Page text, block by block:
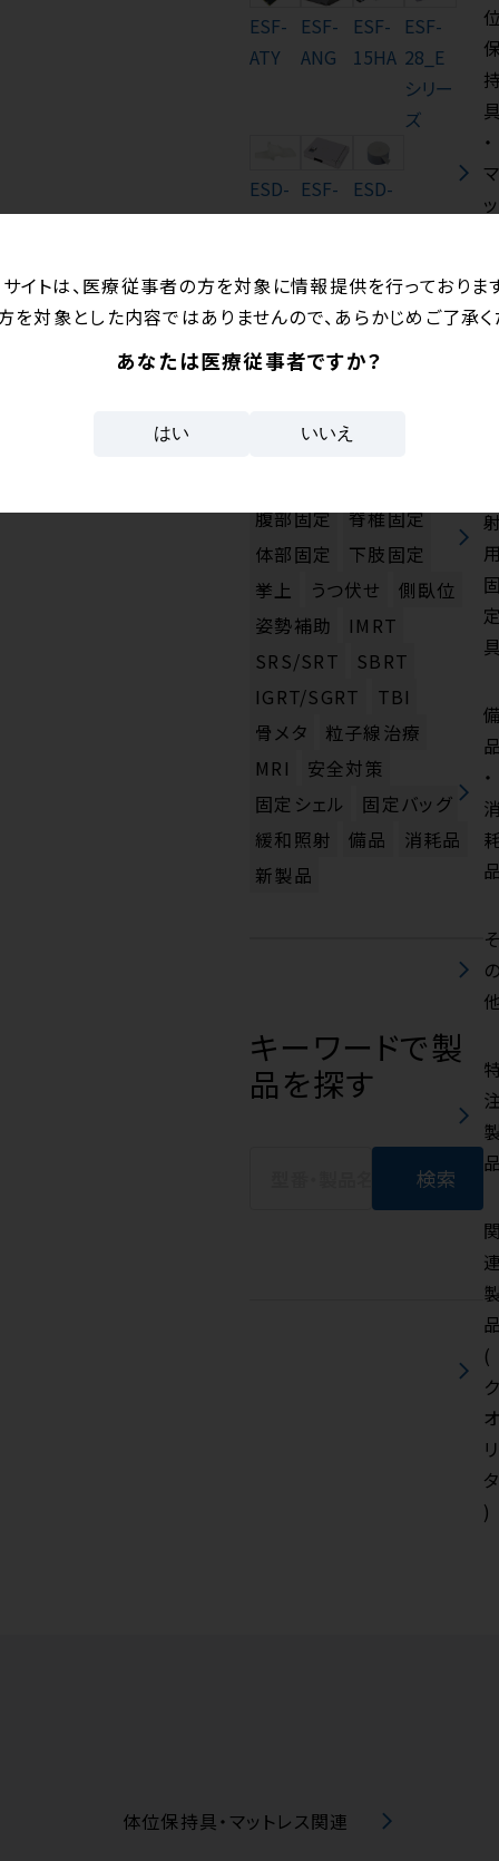
イトは、医療従事者の方を対象に情報提供を行っております
を対象とした内容ではありませんので、あらかじめご了承く
あなたは医療従事者ですか？
はい いいえ
ESF-
ATY
ESF-
ANG
ESF-
15HA
ESF-
28_E
シリー
ズ
ESD-
40
ESF-
32CL
ESD-
31
タグから探す
頭部固定
頭頸部固定
腹部固定
脊椎固定
体部固定
下肢固定
挙上
うつ伏せ
側臥位
姿勢補助
IMRT
SRS/SRT
SBRT
IGRT/SGRT
TBI
骨メタ
粒子線治療
MRI
安全対策
固定シェル
固定バッグ
緩和照射
備品
消耗品
新製品
キーワードで製
品を探す
位
持
具
・
マ
ッ
ス
用
固
定
具
備
品
・
消
品
そ
の
特
注
製
品
関
連
製
品
(
ク
オ
リ
タ
)
体位保持具・マットレス関連